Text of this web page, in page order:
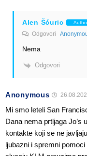
Alen Šćuric
Odgovori
Nema
Odgovori
Anonymous
Mi smo leteli San
Dana nema prtljaga Jo’s
kontakte koji se ne
ljubazni i spremni